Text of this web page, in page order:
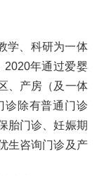
学、科研为一体
2020年通过爱婴
、产房（及一体
诊除有普通门诊
胎门诊、妊娠期
生咨询门诊及产